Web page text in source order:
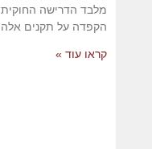
מלבד הדרישה החוקית,
הקפדה על תקנים אלה
קראו עוד »